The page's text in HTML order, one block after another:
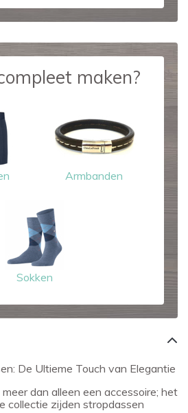
maken?
Armbanden
Sokken
De Ultieme Touch van Elegantie
dan alleen een accessoire; het
collectie zijden stropdassen